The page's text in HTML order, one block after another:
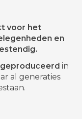
voor het
en
in
al generaties